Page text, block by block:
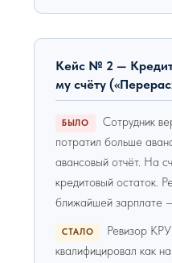
Кейс № 2 —
му счёту
БЫЛО
Сотрудник
потратил больше
авансовый отчёт. На
кредитовый остаток.
ближайшей зарплате
СТАЛО
Ревизор
квалифицировал как